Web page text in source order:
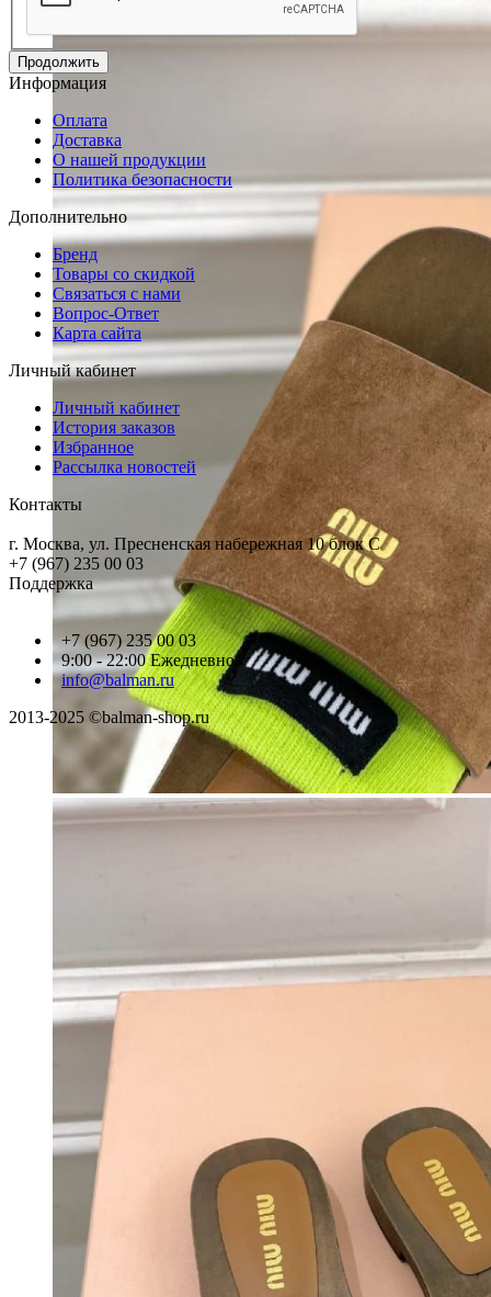
Продолжить
Информация
Оплата
Доставка
О нашей продукции
Политика безопасности
Дополнительно
Бренд
Товары со скидкой
Связаться с нами
Вопрос-Ответ
Карта сайта
Личный кабинет
Личный кабинет
История заказов
Избранное
Рассылка новостей
Контакты
г. Москва, ул. Пресненская набережная 10 блок С
+7 (967) 235 00 03
Поддержка
+7 (967) 235 00 03
9:00 - 22:00 Ежедневно
info@balman.ru
2013-2025 ©balman-shop.ru